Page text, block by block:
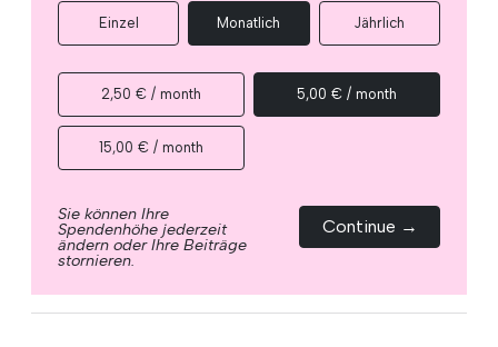
Einzel Monatlich Jährlich
2,50 € / month 5,00 € / month
15,00 € / month
Sie können Ihre
Spendenhöhe jederzeit
ändern oder Ihre Beiträge
stornieren.
Continue →